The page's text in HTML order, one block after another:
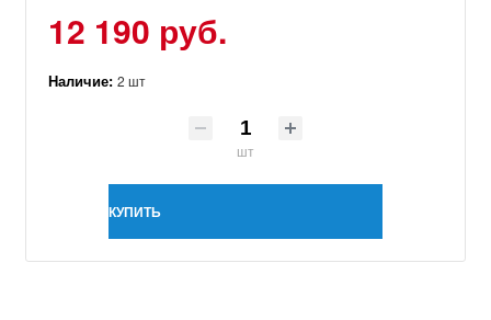
12 190 руб.
Наличие: 2 шт
шт
КУПИТЬ